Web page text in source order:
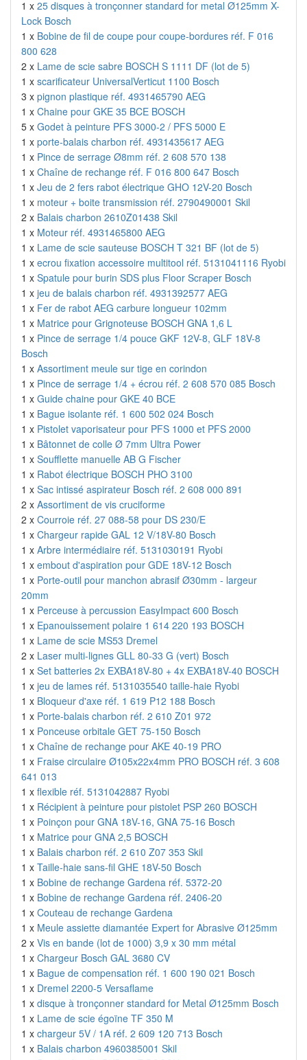
1 x 25 disques à tronçonner standard for metal Ø125mm X-
Lock Bosch
1 x Bobine de fil de coupe pour coupe-bordures réf. F 016
800 628
2 x Lame de scie sabre BOSCH S 1111 DF (lot de 5)
1 x scarificateur UniversalVerticut 1100 Bosch
3 x pignon plastique réf. 4931465790 AEG
1 x Chaine pour GKE 35 BCE BOSCH
5 x Godet à peinture PFS 3000-2 / PFS 5000 E
1 x porte-balais charbon réf. 4931435617 AEG
1 x Pince de serrage Ø8mm réf. 2 608 570 138
1 x Chaîne de rechange réf. F 016 800 647 Bosch
1 x Jeu de 2 fers rabot électrique GHO 12V-20 Bosch
1 x moteur + boite transmission réf. 2790490001 Skil
2 x Balais charbon 2610Z01438 Skil
1 x Moteur réf. 4931465800 AEG
1 x Lame de scie sauteuse BOSCH T 321 BF (lot de 5)
1 x ecrou fixation accessoire multitool réf. 5131041116 Ryobi
1 x Spatule pour burin SDS plus Floor Scraper Bosch
1 x jeu de balais charbon réf. 4931392577 AEG
1 x Fer de rabot AEG carbure longueur 102mm
1 x Matrice pour Grignoteuse BOSCH GNA 1,6 L
1 x Pince de serrage 1/4 pouce GKF 12V-8, GLF 18V-8
Bosch
1 x Assortiment meule sur tige en corindon
1 x Pince de serrage 1/4 + écrou réf. 2 608 570 085 Bosch
1 x Guide chaine pour GKE 40 BCE
1 x Bague isolante réf. 1 600 502 024 Bosch
1 x Pistolet vaporisateur pour PFS 1000 et PFS 2000
1 x Bâtonnet de colle Ø 7mm Ultra Power
1 x Soufflette manuelle AB G Fischer
1 x Rabot électrique BOSCH PHO 3100
1 x Sac intissé aspirateur Bosch réf. 2 608 000 891
2 x Assortiment de vis cruciforme
2 x Courroie réf. 27 088-58 pour DS 230/E
1 x Chargeur rapide GAL 12 V/18V-80 Bosch
1 x Arbre intermédiaire réf. 5131030191 Ryobi
1 x embout d'aspiration pour GDE 18V-12 Bosch
1 x Porte-outil pour manchon abrasif Ø30mm - largeur
20mm
1 x Perceuse à percussion EasyImpact 600 Bosch
1 x Epanouissement polaire 1 614 220 193 BOSCH
1 x Lame de scie MS53 Dremel
2 x Laser multi-lignes GLL 80-33 G (vert) Bosch
1 x Set batteries 2x EXBA18V-80 + 4x EXBA18V-40 BOSCH
1 x jeu de lames réf. 5131035540 taille-haie Ryobi
1 x Bloqueur d'axe réf. 1 619 P12 188 Bosch
1 x Porte-balais charbon réf. 2 610 Z01 972
1 x Ponceuse orbitale GET 75-150 Bosch
1 x Chaîne de rechange pour AKE 40-19 PRO
1 x Fraise circulaire Ø105x22x4mm PRO BOSCH réf. 3 608
641 013
1 x flexible réf. 5131042887 Ryobi
1 x Récipient à peinture pour pistolet PSP 260 BOSCH
1 x Poinçon pour GNA 18V-16, GNA 75-16 Bosch
1 x Matrice pour GNA 2,5 BOSCH
1 x Balais charbon réf. 2 610 Z07 353 Skil
1 x Taille-haie sans-fil GHE 18V-50 Bosch
1 x Bobine de rechange Gardena réf. 5372-20
1 x Bobine de rechange Gardena réf. 2406-20
1 x Couteau de rechange Gardena
1 x Meule assiette diamantée Expert for Abrasive Ø125mm
2 x Vis en bande (lot de 1000) 3,9 x 30 mm métal
1 x Chargeur Bosch GAL 3680 CV
1 x Bague de compensation réf. 1 600 190 021 Bosch
1 x Dremel 2200-5 Versaflame
1 x disque à tronçonner standard for Metal Ø125mm Bosch
1 x Lame de scie égoïne TF 350 M
1 x chargeur 5V / 1A réf. 2 609 120 713 Bosch
1 x Balais charbon 4960385001 Skil